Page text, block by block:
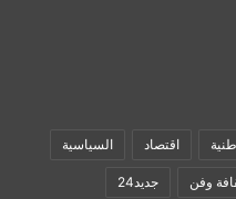
اقتصاد السياسية
وفن جديد24